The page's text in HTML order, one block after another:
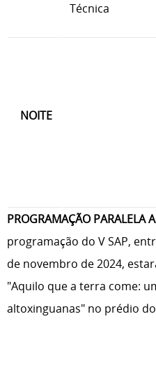
Técnica
NOITE
PROGRAMAÇÃO PARALELA
programação do V SAP,
de novembro de 2024,
"Aquilo que a terra come:
altoxinguanas" no prédio